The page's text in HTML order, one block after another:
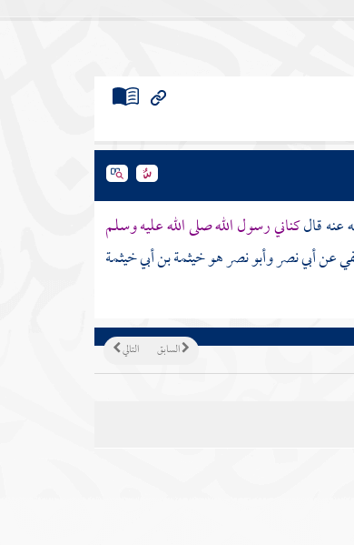
عنه قالكناني رسول الله صلى الله عليه وسلم
عنأبي نصروأبو نصرهوخيثمة بن أبي خيثمة
التالي السابق